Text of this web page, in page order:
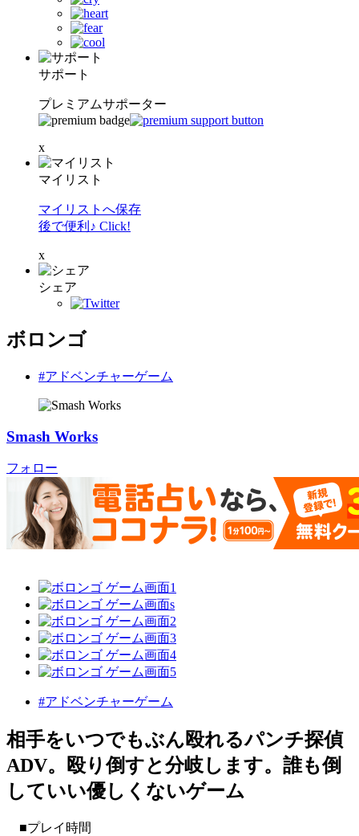
サポート
プレミアムサポーター
x
マイリスト
マイリストへ保存
後で便利♪ Click!
x
シェア
ボロンゴ
#アドベンチャーゲーム
Smash Works
フォロー
#アドベンチャーゲーム
相手をいつでもぶん殴れるパンチ探偵
ADV。殴り倒すと分岐します。誰も倒
していい優しくないゲーム
■プレイ時間